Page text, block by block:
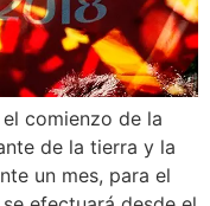
comienzo de la
de la tierra y la
un mes, para el